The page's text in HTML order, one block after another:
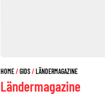
HOME GIDS LÄNDERMAGAZINE
Ländermagazine